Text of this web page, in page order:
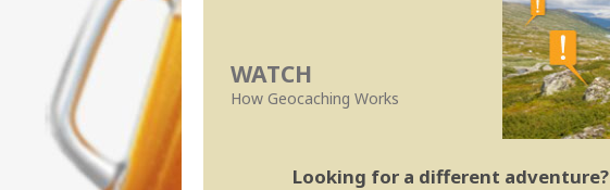
WATCH
How Geocaching Works
Looking for a different adventure?